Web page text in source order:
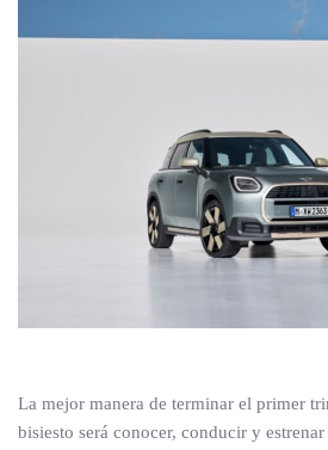
La mejor manera de terminar el primer
bisiesto será conocer, conducir y